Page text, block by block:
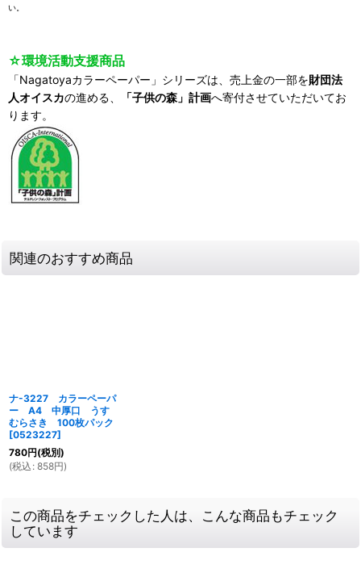
い。
☆環境活動支援商品
「Nagatoyaカラーペーパー」シリーズは、売上金の一部を財団法
人オイスカの進める、 「子供の森」計画へ寄付させていただいてお
ります。
関連のおすすめ商品
ナ-3227 カラーペーパ
ー A4 中厚口 うす
むらさき 100枚パック
[0523227]
780円(税別)
(税込 : 858円)
この商品をチェックした人は、こんな商品もチェック
しています